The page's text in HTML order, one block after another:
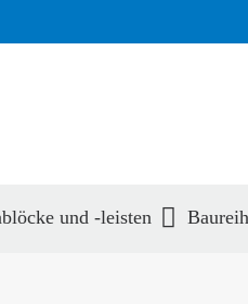
und -leisten